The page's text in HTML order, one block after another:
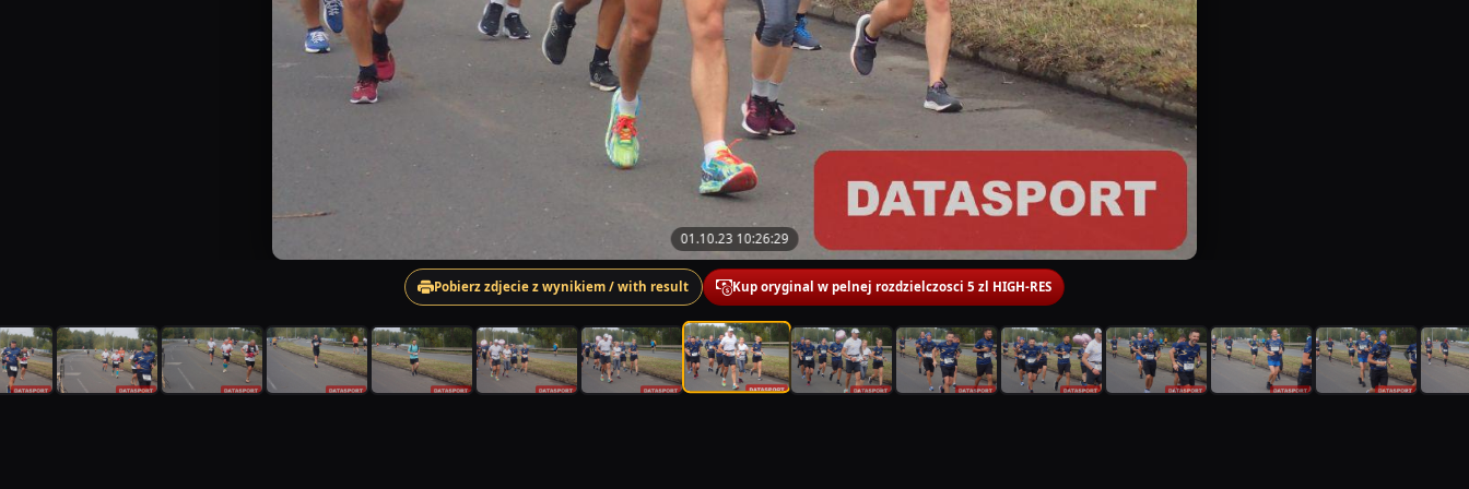
01.10.23 10:26:29
Pobierz zdjecie z wynikiem / with result Kup oryginal w pelnej rozdzielczosci 5 zl HIGH-RES